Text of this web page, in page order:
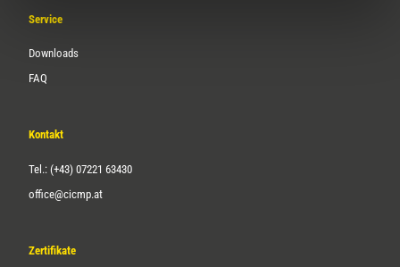
Service
Downloads
FAQ
Kontakt
Tel.: (+43) 07221 63430
office@cicmp.at
Zertifikate